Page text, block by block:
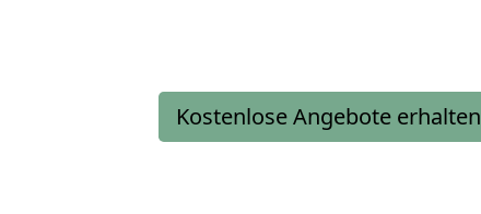
Kostenlose Angebote erhalten